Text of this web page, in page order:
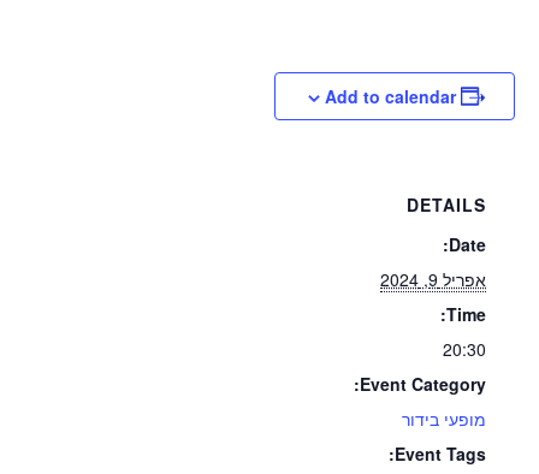
Add to calendar
DETAILS
Date:
אפריל 9, 2024
Time:
20:30
Event Category:
מופעי בידור
Event Tags: